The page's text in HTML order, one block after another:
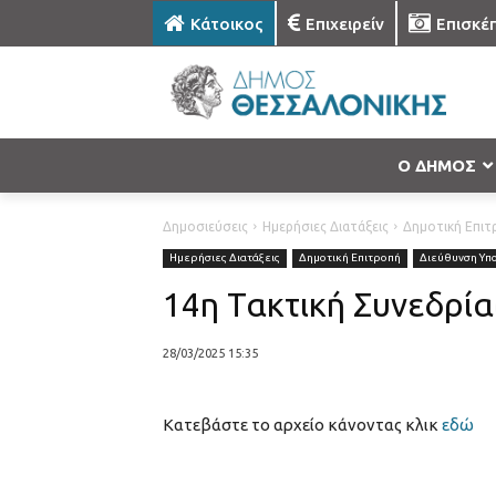
Κάτοικος Επιχειρείν
Ο ΔΗΜΟΣ
Δημοσιεύσεις Ημερήσιες Διατάξεις Δημοτική
Ημερήσιες Διατάξεις Δημοτική Επιτροπή Διεύθυνση
14η Τακτική
28/03/2025 15:35
Κατεβάστε το αρχείο κάνοντας κλικ εδώ